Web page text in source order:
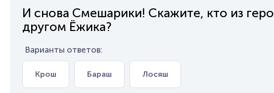
И снова Смешарики! Скажите, кто из
другом Ёжика?
Варианты ответов:
Крош Бараш Лосяш